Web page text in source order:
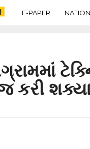
E-PAPER
કરી